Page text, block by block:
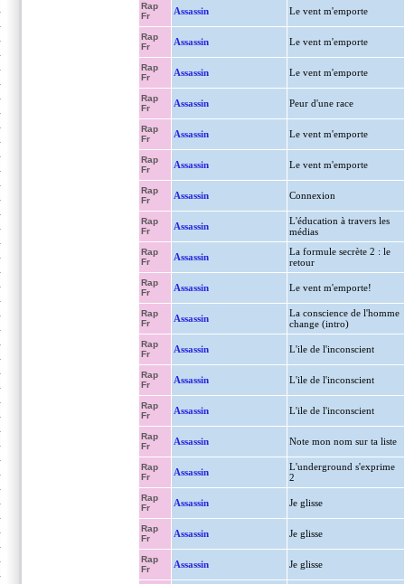
Rap
Fr
Assassin Le vent m'emporte
Rap
Fr
Assassin Le vent m'emporte
Rap
Fr
Assassin Le vent m'emporte
Rap
Fr
Assassin Peur d'une race
Rap
Fr
Assassin Le vent m'emporte
Rap
Fr
Assassin Le vent m'emporte
Rap
Fr
Assassin Connexion
Rap
Fr
Assassin
L'éducation à travers les
médias
Rap
Fr
Assassin
La formule secrète 2 : le
retour
Rap
Fr
Assassin Le vent m'emporte!
Rap
Fr
Assassin
La conscience de l'homme
change (intro)
Rap
Fr
Assassin L'ile de l'inconscient
Rap
Fr
Assassin L'ile de l'inconscient
Rap
Fr
Assassin L'ile de l'inconscient
Rap
Fr
Assassin Note mon nom sur ta liste
Rap
Fr
Assassin
L'underground s'exprime
2
Rap
Fr
Assassin Je glisse
Rap
Fr
Assassin Je glisse
Rap
Fr
Assassin Je glisse